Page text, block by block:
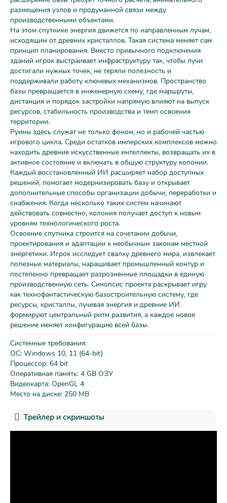
размещения узлов и продуманной связи между
производственными объектами.
На этом спутнике энергия движется по направленным лучам,
исходящим от древних кристаллов. Такая система меняет сам
принцип планирования. Вместо привычного подключения
зданий игрок выстраивает инфраструктуру так, чтобы лучи
достигали нужных точек, не теряли полезность и
поддерживали работу ключевых механизмов. Пространство
базы превращается в инженерную схему, где маршруты,
дистанция и порядок застройки напрямую влияют на выпуск
ресурсов, стабильность производства и темп освоения
территории.
Руины здесь служат не только фоном, но и рабочей частью
игрового цикла. Среди остатков имперских комплексов можно
находить древние искусственные интеллекты, возвращать их в
активное состояние и включать в общую структуру колонии.
Каждый восстановленный ИИ расширяет набор доступных
решений, помогает модернизировать базу и открывает
дополнительные способы организации добычи, переработки и
снабжения. Когда несколько таких систем начинают
действовать совместно, колония получает доступ к новым
уровням технологического роста.
Освоение спутника строится на сочетании добычи,
проектирования и адаптации к необычным законам местной
энергетики. Игрок исследует свалку древнего мира, извлекает
полезные материалы, наращивает промышленный контур и
постепенно превращает разрозненные площадки в единую
производственную сеть. Синопсис проекта раскрывает игру
как технофантастическую базостроительную систему, где
ресурсы, кристаллы, лучевая энергия и древние ИИ
формируют центральный ритм развития, а каждое новое
решение меняет конфигурацию всей базы.
Системные требования:
ОС: Windows 10, 11 (64-bit)
Процессор: 64 bit
Оперативная память: 4 GB ОЗУ
Видеокарта: OpenGL 4
Место на диске: 250 MB
Трейлер и скриншоты